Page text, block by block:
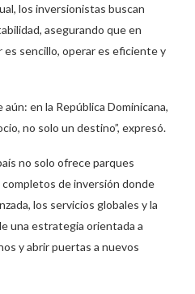
los inversionistas buscan
asegurando que en
es sencillo, operar es eficiente y
en la República Dominicana,
no solo un destino”, expresó.
no solo ofrece parques
de inversión donde
los servicios globales y la
una estrategia orientada a
y abrir puertas a nuevos